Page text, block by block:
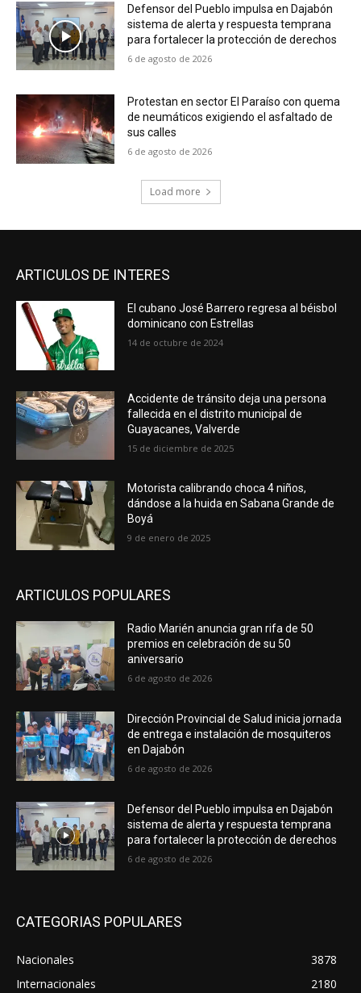
Defensor del Pueblo impulsa en Dajabón
sistema de alerta y respuesta temprana
para fortalecer la protección de derechos
6 de agosto de 2026
Protestan en sector El Paraíso con quema
de neumáticos exigiendo el asfaltado de
sus calles
6 de agosto de 2026
Load more
ARTICULOS DE INTERES
El cubano José Barrero regresa al béisbol
dominicano con Estrellas
14 de octubre de 2024
Accidente de tránsito deja una persona
fallecida en el distrito municipal de
Guayacanes, Valverde
15 de diciembre de 2025
Motorista calibrando choca 4 niños,
dándose a la huida en Sabana Grande de
Boyá
9 de enero de 2025
ARTICULOS POPULARES
Radio Marién anuncia gran rifa de 50
premios en celebración de su 50
aniversario
6 de agosto de 2026
Dirección Provincial de Salud inicia jornada
de entrega e instalación de mosquiteros
en Dajabón
6 de agosto de 2026
Defensor del Pueblo impulsa en Dajabón
sistema de alerta y respuesta temprana
para fortalecer la protección de derechos
6 de agosto de 2026
CATEGORIAS POPULARES
Nacionales
3878
Internacionales
2180